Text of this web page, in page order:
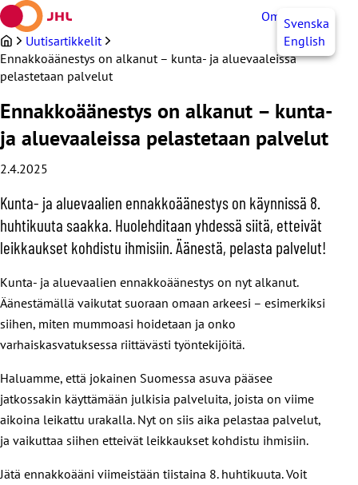
Siirry
sisältöön
OmaJHLSvenska
English
Uutisartikkelit
Ennakkoäänestys on alkanut – kunta- ja aluevaaleissa
pelastetaan palvelut
Ennakkoäänestys on alkanut – kunta-
ja aluevaaleissa pelastetaan palvelut
2.4.2025
Kunta- ja aluevaalien ennakkoäänestys on käynnissä 8.
huhtikuuta saakka. Huolehditaan yhdessä siitä, etteivät
leikkaukset kohdistu ihmisiin. Äänestä, pelasta palvelut!
Kunta- ja aluevaalien ennakkoäänestys on nyt alkanut.
Äänestämällä vaikutat suoraan omaan arkeesi – esimerkiksi
siihen, miten mummoasi hoidetaan ja onko
varhaiskasvatuksessa riittävästi työntekijöitä.
Haluamme, että jokainen Suomessa asuva pääsee
jatkossakin käyttämään julkisia palveluita, joista on viime
aikoina leikattu urakalla. Nyt on siis aika pelastaa palvelut,
ja vaikuttaa siihen etteivät leikkaukset kohdistu ihmisiin.
Jätä ennakkoääni viimeistään tiistaina 8. huhtikuuta. Voit